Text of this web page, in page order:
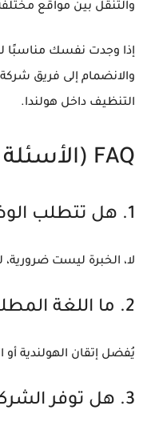
والتنقل بين مواقع
إذا وجدت نفسك مناسبًا
التنظيف داخل هولندا.
FAQ (الأسئلة الشائعة)
1. هل تتطلب الوظيفة خبرة سابقة؟
لا، الخبرة ليست
2. ما اللغة المطلوبة للعمل؟
يُفضل إتقان الهولندية أو
3. هل توفر الشركة وسيلة نقل؟